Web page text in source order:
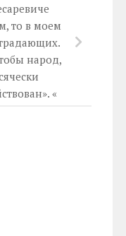
то в моем
народ,
«